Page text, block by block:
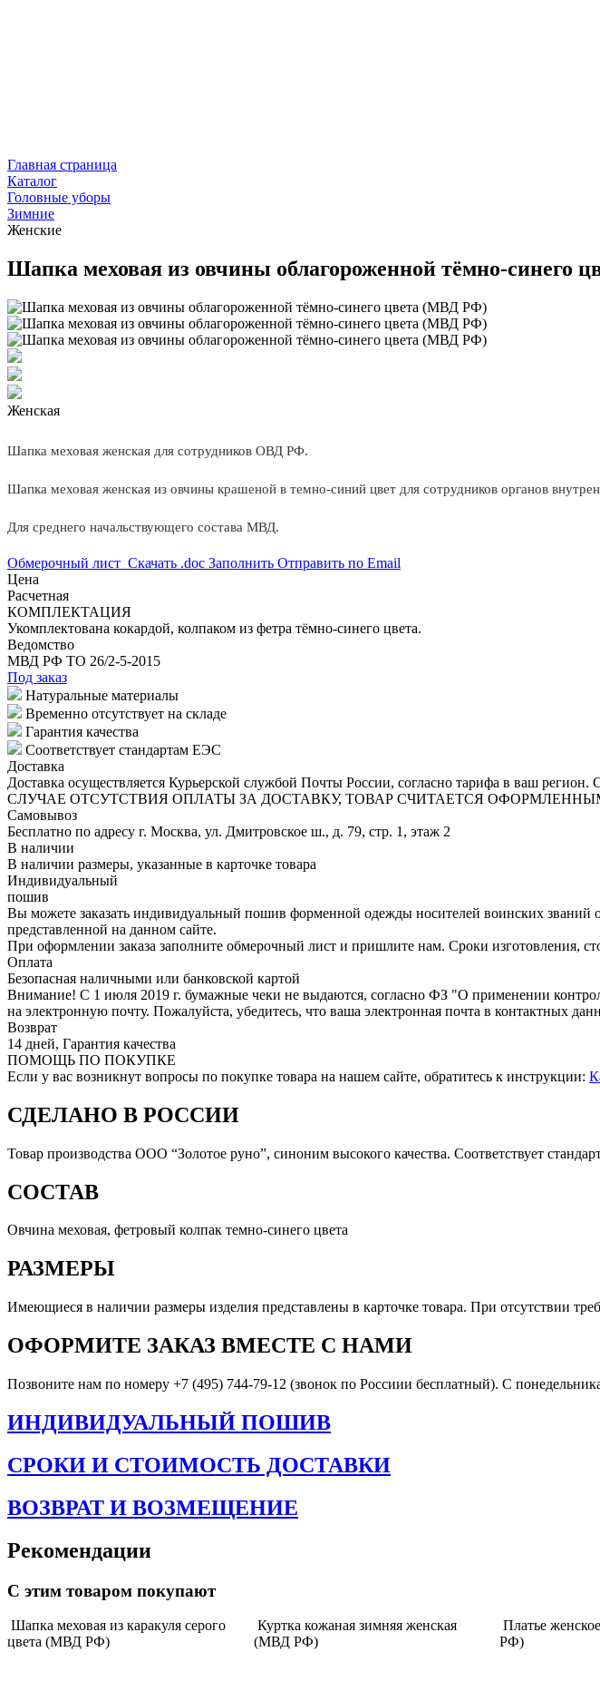
Главная страница
Каталог
Головные уборы
Зимние
Женские
Шапка меховая из овчины облагороженной тёмно-синего
Женская
Шапка меховая женская для сотрудников ОВД РФ.
Шапка меховая женская из овчины крашеной в темно-синий цвет для сотрудников органов
Для среднего начальствующего состава МВД.
Обмерочный лист Скачать .doc Заполнить Отправить по Email
Цена
Расчетная
КОМПЛЕКТАЦИЯ
Укомплектована кокардой, колпаком из фетра тёмно-синего цвета.
Ведомство
МВД РФ ТО 26/2-5-2015
Под заказ
Натуральные материалы
Временно отсутствует на складе
Гарантия качества
Соответствует стандартам ЕЭС
Доставка
Доставка осуществляется Курьерской службой Почты России, согласно тарифа в ваш
СЛУЧАЕ ОТСУТСТВИЯ ОПЛАТЫ ЗА ДОСТАВКУ, ТОВАР СЧИТАЕТСЯ
Самовывоз
Бесплатно по адресу г. Москва, ул. Дмитровское ш., д. 79, стр. 1, этаж 2
В наличии
В наличии размеры, указанные в карточке товара
Индивидуальный
пошив
Вы можете заказать индивидуальный пошив форменной одежды носителей воинских званий
представленной на данном сайте.
При оформлении заказа заполните обмерочный лист и пришлите нам. Сроки изготовления,
Оплата
Безопасная наличными или банковской картой
Внимание! С 1 июля 2019 г. бумажные чеки не выдаются, согласно ФЗ "О применении
на электронную почту. Пожалуйста, убедитесь, что ваша электронная почта в контактных
Возврат
14 дней, Гарантия качества
ПОМОЩЬ ПО ПОКУПКЕ
Если у вас возникнут вопросы по покупке товара на нашем сайте, обратитесь к инструкции:
СДЕЛАНО В РОССИИ
Товар производства ООО “Золотое руно”, синоним высокого качества. Соответствует
СОСТАВ
Овчина меховая, фетровый колпак темно-синего цвета
РАЗМЕРЫ
Имеющиеся в наличии размеры изделия представлены в карточке товара. При отсутствии
ОФОРМИТЕ ЗАКАЗ ВМЕСТЕ С НАМИ
Позвоните нам по номеру +7 (495) 744-79-12 (звонок по Россиии бесплатный). С
ИНДИВИДУАЛЬНЫЙ ПОШИВ
СРОКИ И СТОИМОСТЬ ДОСТАВКИ
ВОЗВРАТ И ВОЗМЕЩЕНИЕ
Рекомендации
С этим товаром покупают
Шапка меховая из каракуля серого
цвета (МВД РФ)
Куртка кожаная зимняя женская
(МВД РФ)
Платье
РФ)